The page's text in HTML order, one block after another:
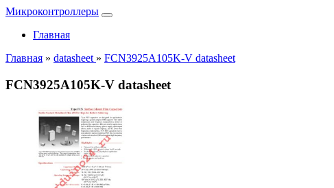
Микроконтроллеры
Главная
Главная » datasheet » FCN3925A105K-V datasheet
FCN3925A105K-V datasheet